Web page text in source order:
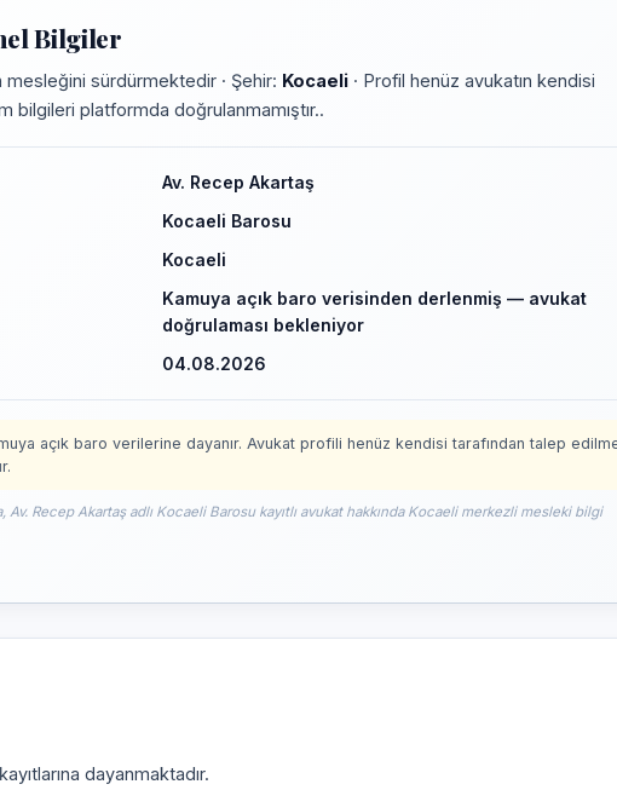
Bilgiler
mesleğini sürdürmektedir · Şehir: Kocaeli · Profil henüz avukatın kendisi
bilgileri platformda doğrulanmamıştır..
Av. Recep Akartaş
Kocaeli Barosu
Kocaeli
Kamuya açık baro verisinden derlenmiş — avukat
doğrulaması bekleniyor
04.08.2026
açık baro verilerine dayanır. Avukat profili henüz kendisi tarafından talep
Recep Akartaş adlı Kocaeli Barosu kayıtlı avukat hakkında Kocaeli merkezli mesleki bilgi
dayanmaktadır.